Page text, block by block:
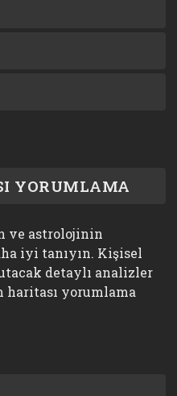
YORUMLAMA
ve astrolojinin
iyi tanıyın. Kişisel
detaylı analizler
haritası yorumlama